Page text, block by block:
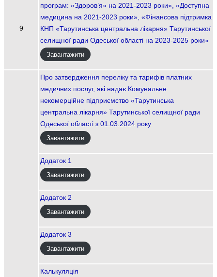
9
програм: «Здоров’я» на 2021-2023 роки», «Доступна
медицина на 2021-2023 роки», «Фінансова підтримка
КНП «Тарутинська центральна лікарня» Тарутинської
селищної ради Одеської області на 2023-2025 роки»
Завантажити
Про затвердження переліку та тарифів платних
медичних послуг, які надає Комунальне
некомерційне підприємство «Тарутинська
центральна лікарня» Тарутинської селищної ради
Одеської області з 01.03.2024 року
Завантажити
Додаток 1
Завантажити
Додаток 2
Завантажити
Додаток 3
Завантажити
Калькуляція